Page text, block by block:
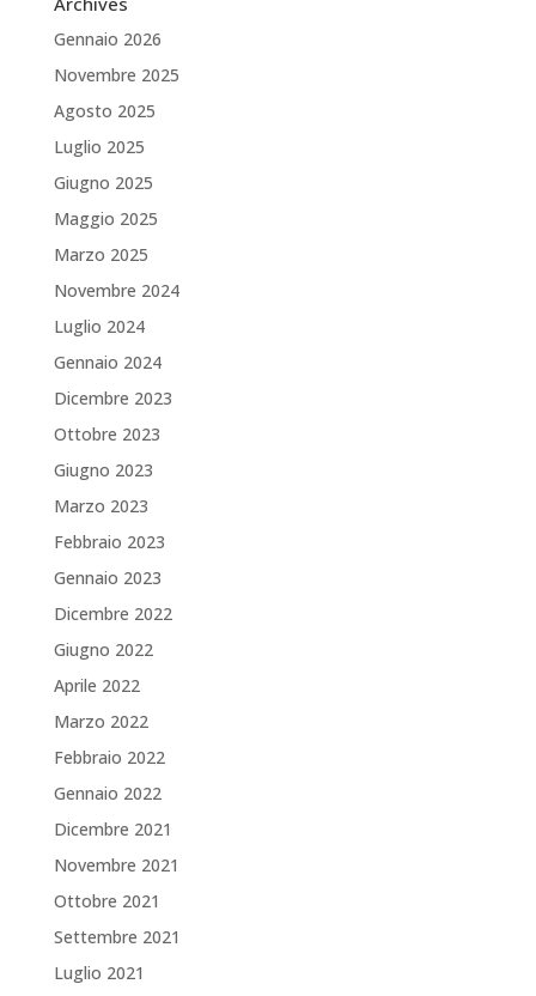
Gennaio 2026
Novembre 2025
Agosto 2025
Luglio 2025
Giugno 2025
Maggio 2025
Marzo 2025
Novembre 2024
Luglio 2024
Gennaio 2024
Dicembre 2023
Ottobre 2023
Giugno 2023
Marzo 2023
Febbraio 2023
Gennaio 2023
Dicembre 2022
Giugno 2022
Aprile 2022
Marzo 2022
Febbraio 2022
Gennaio 2022
Dicembre 2021
Novembre 2021
Ottobre 2021
Settembre 2021
Luglio 2021